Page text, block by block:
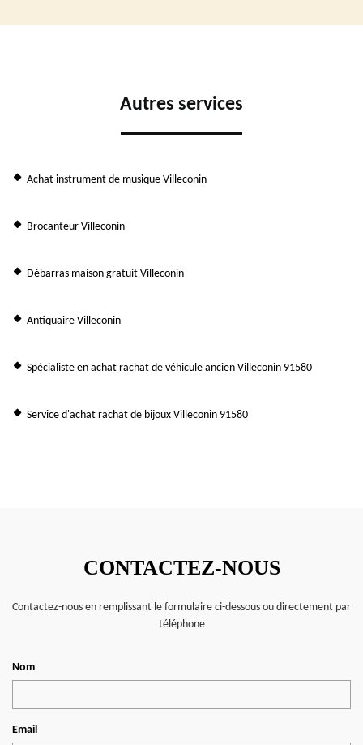
Autres services
Achat instrument de musique Villeconin
Brocanteur Villeconin
Débarras maison gratuit Villeconin
Antiquaire Villeconin
Spécialiste en achat rachat de véhicule ancien Villeconin 91580
Service d'achat rachat de bijoux Villeconin 91580
CONTACTEZ-NOUS
Contactez-nous en remplissant le formulaire ci-dessous ou directement par
téléphone
Nom
Email